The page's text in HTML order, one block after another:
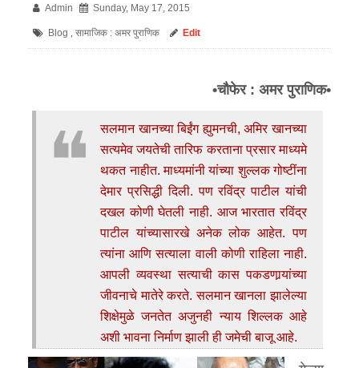
सामाजिक
व्यक्तीविशेष
नानासाहेब वळसंगकर
Admin Sunday, May 17, 2015
Blog सामाजिक : अमर पुराणिक Edit
•चौफेर : अमर पुराणिक•
सलमान खानच्या बिईंग ह्युमनची, अमिर खानच्या
सत्यमेव जयतेची तारिफ करताना प्रसार माध्यमे
थकत नाहीत. माध्यमांनी यांच्या शुल्लक गोष्टींना
देमार प्रसिद्धी दिली. पण रविंद्र पाटील यांची
दखल कोणी घेतली नाही. आज भारतात रविंद्र
पाटील यांच्यासारखे अनेक लोक आहेत. पण
त्यांना आणि सत्याला वाली कोणी राहिला नाही.
आपली व्यवस्था सत्याची कास पकडणार्‍यांच्या
जीवनाचे मातेरे करते. सलमान खानला झालेल्या
शिक्षेमुळे जनतेत अजुनही न्याय शिल्लक आहे
अशी भावना निर्माण झाली ही जमेची बाजू आहे.